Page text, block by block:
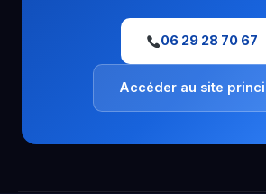
06 29 28 70 67
Accéder au site